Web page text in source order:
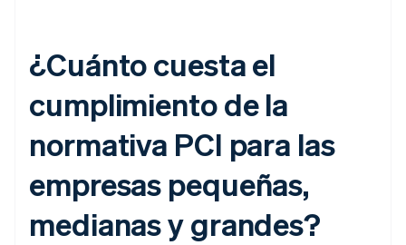
¿Cuánto cuesta el
cumplimiento de la
normativa PCI para las
empresas pequeñas,
medianas y grandes?